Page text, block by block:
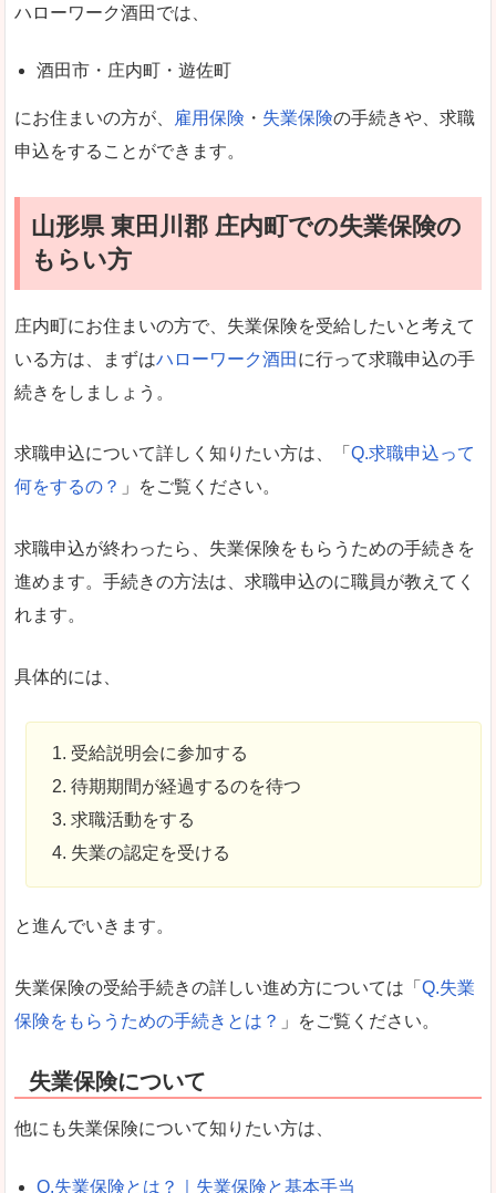
ハローワーク酒田では、
酒田市・庄内町・遊佐町
にお住まいの方が、 雇用保険 ・ 失業保険の手続きや、求職
申込をすることができます。
山形県 東田川郡 庄内町での失業保険の
もらい方
庄内町にお住まいの方で、失業保険を受給したいと考えて
いる方は、まずはハローワーク酒田 に行って求職申込の手
続きをしましょう。
求職申込について詳しく知りたい方は、「 Q.求職申込って
何をするの？ 」をご覧ください。
求職申込が終わったら、失業保険をもらうための手続きを
進めます。手続きの方法は、求職申込のに職員が教えてく
れます。
具体的には、
受給説明会に参加する
待期期間が経過するのを待つ
求職活動をする
失業の認定を受ける
と進んでいきます。
失業保険の受給手続きの詳しい進め方については「 Q.失業
保険をもらうための手続きとは？ 」をご覧ください。
失業保険について
他にも失業保険について知りたい方は、
Q.失業保険とは？｜失業保険と基本手当